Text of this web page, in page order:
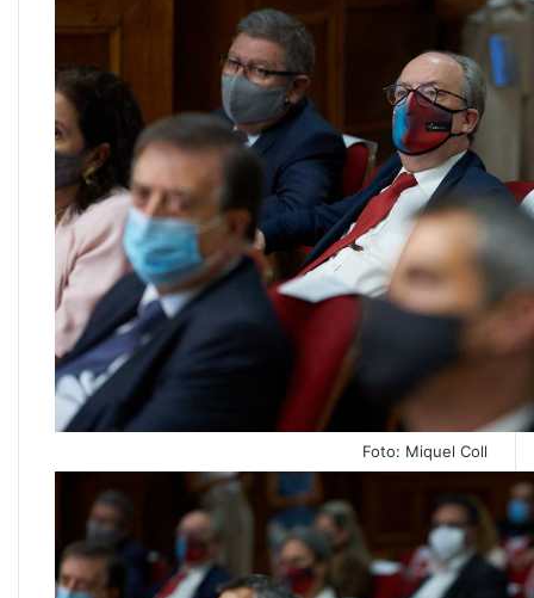
Foto: Miquel Coll